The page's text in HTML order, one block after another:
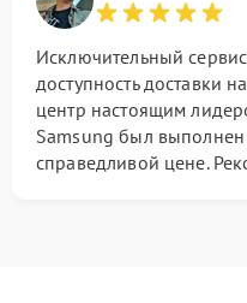
Исключительный
доступность доставки
центр настоящим
Samsung был
справедливой цене.